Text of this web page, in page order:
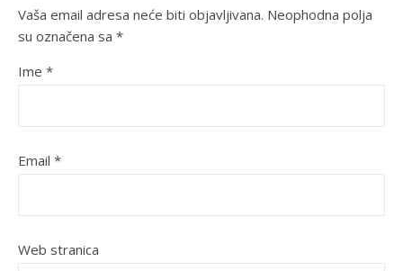
Vaša email adresa neće biti objavljivana. Neophodna polja
su označena sa *
Ime *
Email *
Web stranica